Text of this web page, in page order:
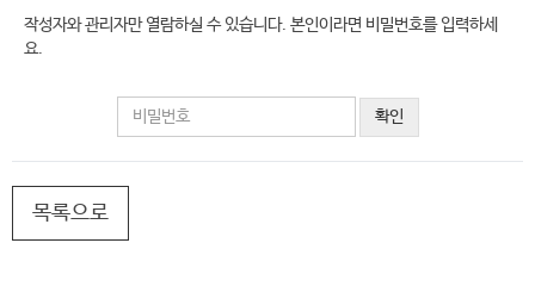
작성자와 관리자만 열람하실 수 있습니다. 본인이라면 비밀번호를 입력하세
요.
밀
목록으로